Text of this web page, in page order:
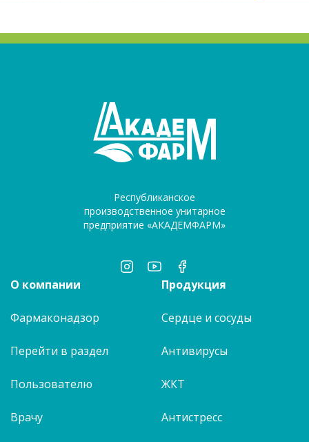
Республиканское
производственное унитарное
предприятие «АКАДЕМФАРМ»
О компании
Фармаконадзор
Перейти в раздел
Пользователю
Врачу
Продукция
Сердце и сосуды
Антивирусы
ЖКТ
Антистресс